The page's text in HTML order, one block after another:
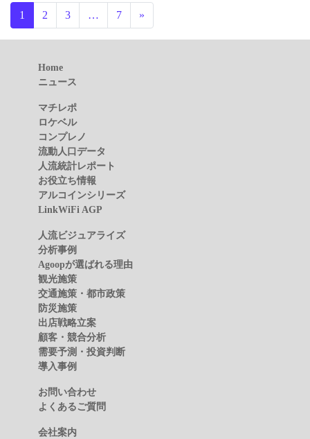
投稿ナビゲーション
1 2 3 … 7 »
Home
ニュース
マチレポ
ロケベル
コンプレノ
流動人口データ
人流統計レポート
お役立ち情報
アルコインシリーズ
LinkWiFi AGP
人流ビジュアライズ
分析事例
Agoopが選ばれる理由
観光施策
交通施策・都市政策
防災施策
出店戦略立案
顧客・競合分析
需要予測・投資判断
導入事例
お問い合わせ
よくあるご質問
会社案内